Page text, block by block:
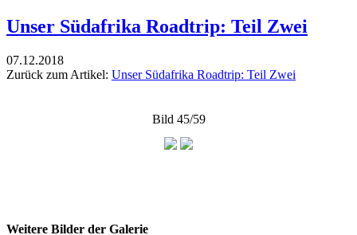
Unser Südafrika Roadtrip: Teil Zwei
07.12.2018
Zurück zum Artikel: Unser Südafrika Roadtrip: Teil Zwei
Bild 45/59
Weitere Bilder der Galerie